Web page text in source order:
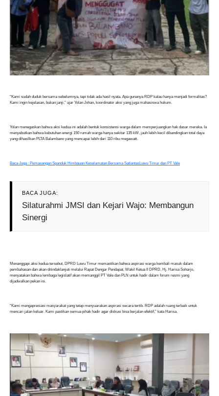
“Kami sudah duduk bersama sebelumnya, tapi tidak ada hasil nyata. Apa gunanya RDP kalau hanya menjadi formalitas?
Kami ingin kejelasan, bukan janji,” ujar Yolan Johan, koordinator aksi yang juga mahasiswa hukum.
Yolan menegaskan bahwa aksi kedua ini adalah bentuk konsistensi warga dalam memperjuangkan hak dasar mereka. Ia
menyebutkan bahwa kebutuhan energi 150 rumah warga hanya sekitar 135 kW, jauh lebih kecil dibandingkan total daya
yang dihasilkan PLTA Balambano yang mencapai lebih dari 110 ribu megawatt.
Baca Juga : Pemasangan Spanduk Himbauan Keselamatan Bersama SatlantasLuwu Timur dan PT Vale
BACA JUGA:
Silaturahmi JMSI dan Kejari Wajo: Membangun
Sinergi
Menanggapi aksi kedua tersebut, DPRD Luwu Timur memastikan bahwa aspirasi warga kembali masuk dalam
pembahasan dan akan ditindaklanjuti melalui Rapat Dengar Pendapat. Wakil Ketua II DPRD, Hj. Harisa Soharjo,
menyatakan bahwa lembaga legislatif akan memanggil PT Vale dan PLN untuk hadir dalam forum resmi yang
dijadwalkan pekan ini.
“Kami mengapresiasi masyarakat yang tetap menyuarakan aspirasi secara tertib. RDP adalah ruang terbaik untuk
mencari jalan keluar. Kami pastikan semua pihak hadir agar diskusi bisa berjalan efektif,” kata Harisa.